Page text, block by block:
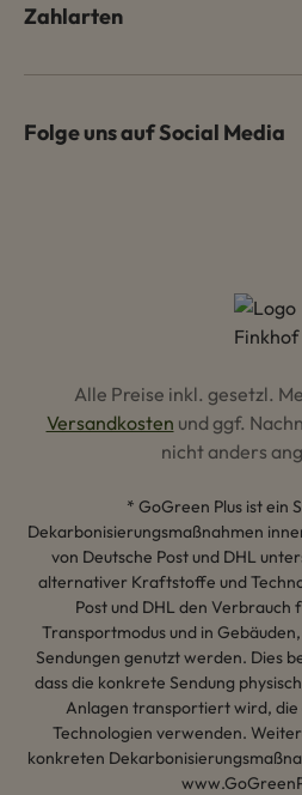
Zahlarten
Folge uns auf Social Media
Alle Preise inkl. gesetzl.
Versandkosten und ggf.
nicht anders
* GoGreen Plus ist ein
Dekarbonisierungsmaßnahmen
von Deutsche Post und DHL
alternativer Kraftstoffe und
Post und DHL den
Transportmodus und in
Sendungen genutzt werden. Dies
dass die konkrete Sendung
Anlagen transportiert wird,
Technologien verwenden.
konkreten